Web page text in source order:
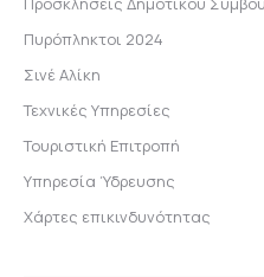
Πυρόπληκτοι 2024
Σινέ Αλίκη
Τεχνικές Υπηρεσίες
Τουριστική Επιτροπή
Υπηρεσία Ύδρευσης
Χάρτες επικινδυνότητας